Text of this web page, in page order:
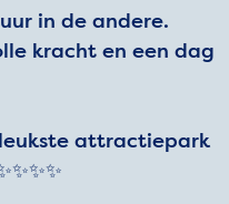
in de andere.
kracht en een dag
attractiepark